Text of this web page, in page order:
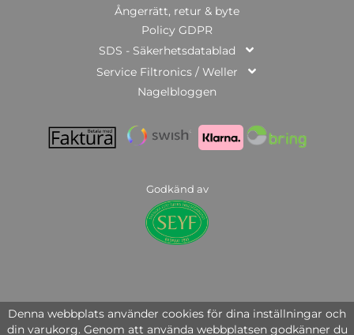
Ångerrätt, retur & byte
Policy GDPR
SDS - Säkerhetsdatablad
Service Filtronics / Weller
Nagelbloggen
Godkänd av
© Copyright 2025 | Nail Systems of Sweden AB | org.nr: 559446-3951
Denna webbplats använder cookies för dina inställningar och
din varukorg. Genom att använda webbplatsen godkänner du